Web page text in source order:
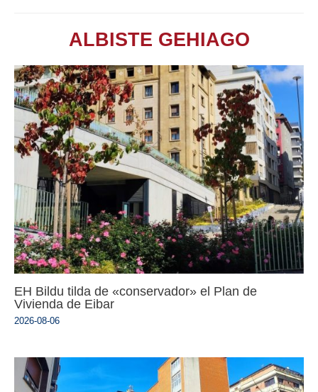
ALBISTE GEHIAGO
EH Bildu tilda de «conservador» el Plan de
Vivienda de Eibar
2026-08-06